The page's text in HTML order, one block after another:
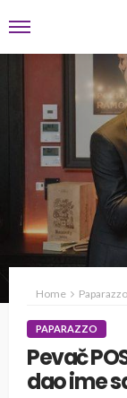
Home Paparazzo
PAPARAZZO
Pevač
dao ime